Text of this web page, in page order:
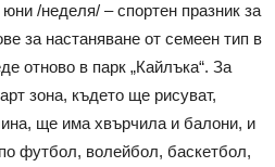
/неделя/ – спортен празник за
за настаняване от семеен тип в
отново в парк „Кайлъка“. За
зона, където ще рисуват,
ще има хвърчила и балони, и
футбол, волейбол, баскетбол,